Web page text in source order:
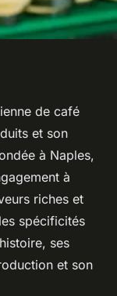
du
de café
et son
à Naples,
à
riches et
spécificités
ses
et son